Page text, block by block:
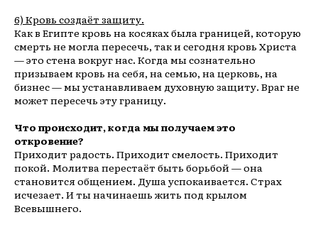
6) Кровь создаёт защиту.
Как в Египте кровь на косяках была границей, которую
смерть не могла пересечь, так и сегодня кровь Христа
— это стена вокруг нас. Когда мы сознательно
призываем кровь на себя, на семью, на церковь, на
бизнес — мы устанавливаем духовную защиту. Враг не
может пересечь эту границу.
Что происходит, когда мы получаем это
откровение?
Приходит радость. Приходит смелость. Приходит
покой. Молитва перестаёт быть борьбой — она
становится общением. Душа успокаивается. Страх
исчезает. И ты начинаешь жить под крылом
Всевышнего.